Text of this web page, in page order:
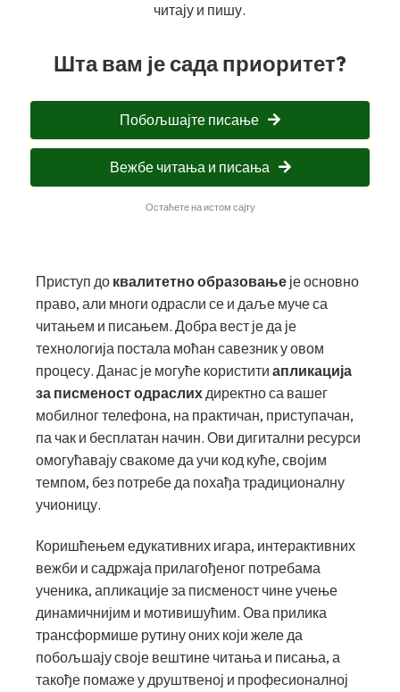
читају и пишу.
Шта вам је сада приоритет?
Побољшајте писање
Вежбе читања и писања
Остаћете на истом сајту
Приступ до квалитетно образовање је основно
право, али многи одрасли се и даље муче са
читањем и писањем. Добра вест је да је
технологија постала моћан савезник у овом
процесу. Данас је могуће користитиапликација
за писменост одраслихдиректно са вашег
мобилног телефона, на практичан, приступачан,
па чак и бесплатан начин. Ови дигитални ресурси
омогућавају свакоме да учи код куће, својим
темпом, без потребе да похађа традиционалну
учионицу.
Коришћењем едукативних игара, интерактивних
вежби и садржаја прилагођеног потребама
ученика, апликације за писменост чине учење
динамичнијим и мотивишућим. Ова прилика
трансформише рутину оних који желе да
побољшају своје вештине читања и писања, а
такође помаже у друштвеној и професионалној